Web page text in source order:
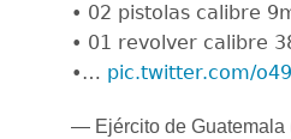
• 02 pistolas calibre
• 01 revolver calibre
•… pic.twitter.com/
— Ejército de Guatemala